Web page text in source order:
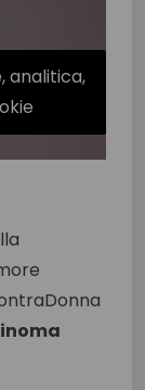
analitica,